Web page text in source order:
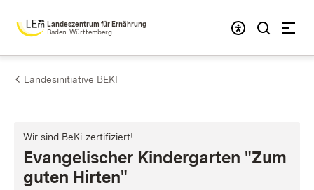
Zum Inhalt springen
Landeszentrum für Ernährung
Baden-Württemberg
Landesinitiative BEKI
Wir sind BeKi-zertifiziert!
Evangelischer Kindergarten "Zum
guten Hirten"